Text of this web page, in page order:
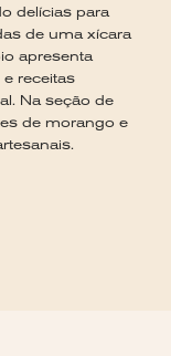
delícias para
de uma xícara
apresenta
receitas
Na seção de
de morango e